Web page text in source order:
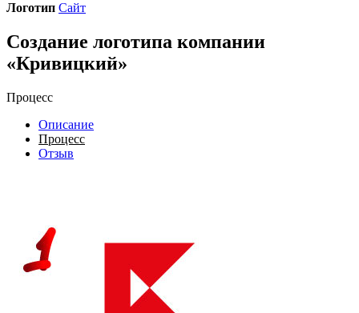
Логотип Сайт
Создание логотипа компании
«Кривицкий»
Процесс
Описание
Процесс
Отзыв